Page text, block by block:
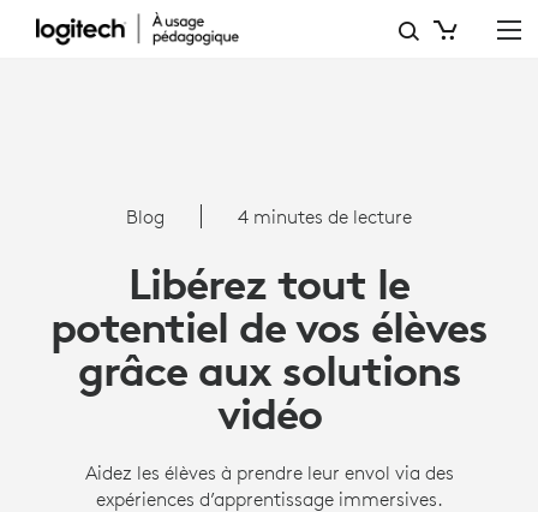
LIBÉREZ
ÉLÈVES
GRÂCE
AUX
SOLUTIONS
VIDÉO
Blog 4 minutes de lecture
Libérez tout le
potentiel de vos élèves
grâce aux solutions
vidéo
Aidez les élèves à prendre leur envol via des
expériences d’apprentissage immersives.